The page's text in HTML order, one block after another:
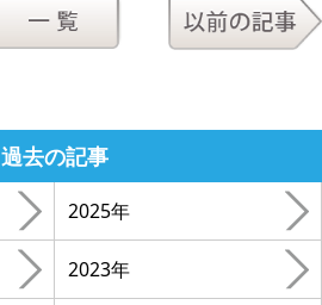
過去の記事
2025年
2023年